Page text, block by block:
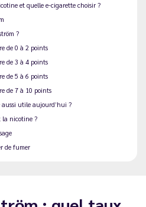
et quelle e-cigarette choisir ?
?
de 0 à 2 points
de 3 à 4 points
de 5 à 6 points
de 7 à 10 points
aussi utile aujourd’hui ?
la nicotine ?
de fumer